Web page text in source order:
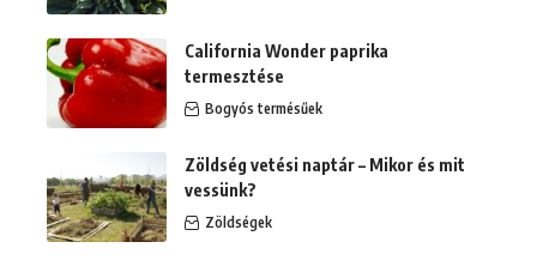
California Wonder paprika
termesztése
Bogyós termésűek
Zöldség vetési naptár – Mikor és mit
vessünk?
Zöldségek